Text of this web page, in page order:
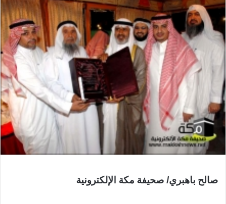
صالح باهبري/ صحيفة مكة الإلكترونية